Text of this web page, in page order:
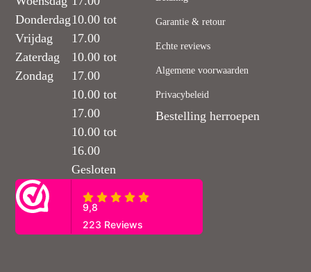
Donderdag
Vrijdag
Zaterdag
Zondag
10.00 tot
17.00
10.00 tot
17.00
10.00 tot
17.00
10.00 tot
16.00
Gesloten
Garantie & retour
Echte reviews
Algemene voorwaarden
Privacybeleid
Bestelling herroepen